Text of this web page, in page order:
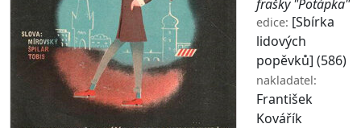
frašky "Potápka"
edice: [Sbírka
lidových
popěvků] (586)
nakladatel:
František
Kovářík